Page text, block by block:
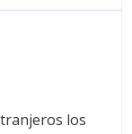
los